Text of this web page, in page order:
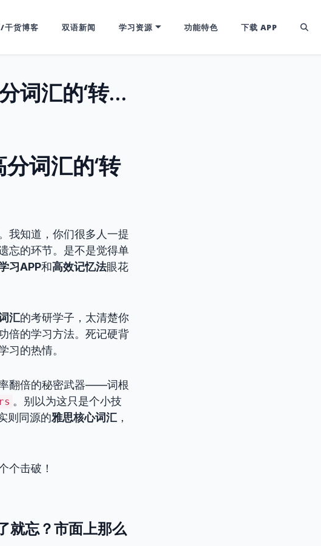
干货博客 双语新闻 学习资源 功能特色 下载 APP
掌握词根vert/vers，解锁英语高分词汇的‘转向’秘密 (CET4/6 & IELTS)
词汇的‘转
我知道，你们很多人一提
忘的环节。是不是觉得单
习APP和高效记忆法眼花
汇的考研学子，太清楚你
倍的学习方法。死记硬背
习的热情。
翻倍的秘密武器——词根
。别以为这只是个小技
则同源的雅思核心词汇 ，
个击破！
就忘？市面上那么